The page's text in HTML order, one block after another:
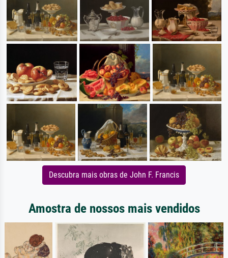
Descubra mais obras de John F. Francis
Amostra de nossos mais vendidos